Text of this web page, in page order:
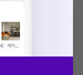
상이할 수 있으니, 정확
어 있는 급여 진료 기준 가
, 병원마다 금액이 다르게